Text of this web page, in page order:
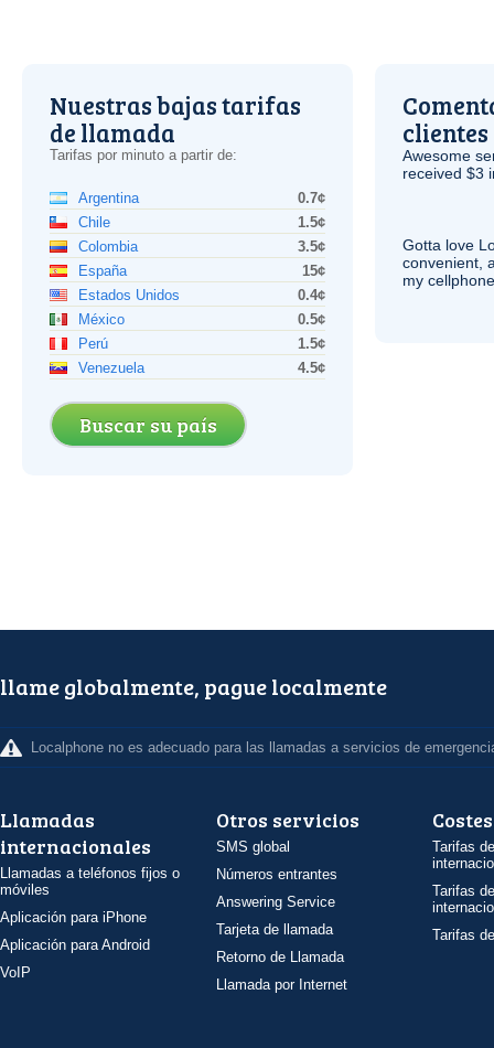
Nuestras bajas tarifas
de llamada
Tarifas por minuto a partir de:
Argentina
0.7¢
Chile
1.5¢
Colombia
3.5¢
España
15¢
Estados Unidos
0.4¢
México
0.5¢
Perú
1.5¢
Venezuela
4.5¢
Buscar su país
clientes
Awesome
received $3
Gotta love
convenient,
my
llame globalmente, pague localmente
Localphone no es adecuado para las llamadas a servicios de
Llamadas
internacionales
Llamadas a teléfonos fijos o
móviles
Aplicación para iPhone
Aplicación para Android
VoIP
Otros servicios
SMS global
Números entrantes
Answering Service
Tarjeta de llamada
Retorno de Llamada
Llamada por Internet
Costes
Tarifas
Tarifas
Tarifas